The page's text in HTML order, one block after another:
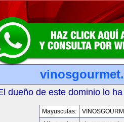
dueño de este dominio lo
Mayusculas: